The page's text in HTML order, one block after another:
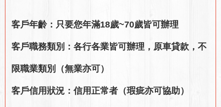
客戶年齡：只要您年滿18歲~70歲皆可辦理
客戶職務類別：各行各業皆可辦理，原車貸款，不
限職業類別（無業亦可）
客戶信用狀況：信用正常者（瑕疵亦可協助）